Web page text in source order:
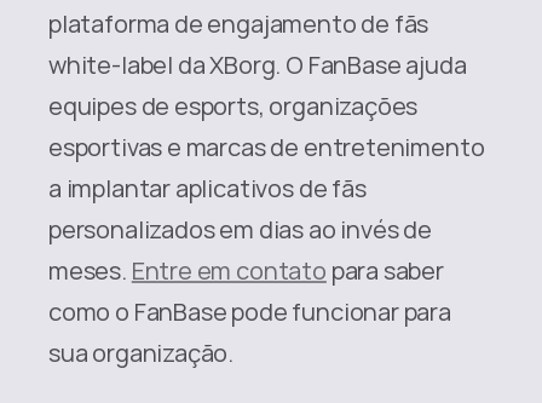
plataforma de engajamento de fãs
white-label da XBorg. O FanBase ajuda
equipes de esports, organizações
esportivas e marcas de entretenimento
a implantar aplicativos de fãs
personalizados em dias ao invés de
meses. Entre em contato para saber
como o FanBase pode funcionar para
sua organização.